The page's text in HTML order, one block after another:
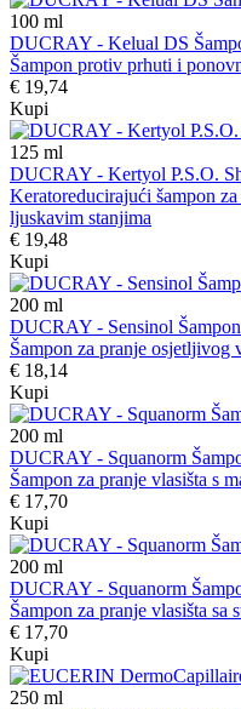
100 ml
DUCRAY - Kelual DS
Šampon protiv prhuti i
€ 19,74
Kupi
125 ml
DUCRAY - Kertyol P.S.O.
Keratoreducirajući šampon
ljuskavim stanjima
€ 19,48
Kupi
200 ml
DUCRAY - Sensinol
Šampon za pranje osjetljivog
€ 18,14
Kupi
200 ml
DUCRAY - Squanorm
Šampon za pranje vlasišta s
€ 17,70
Kupi
200 ml
DUCRAY - Squanorm
Šampon za pranje vlasišta sa
€ 17,70
Kupi
250 ml